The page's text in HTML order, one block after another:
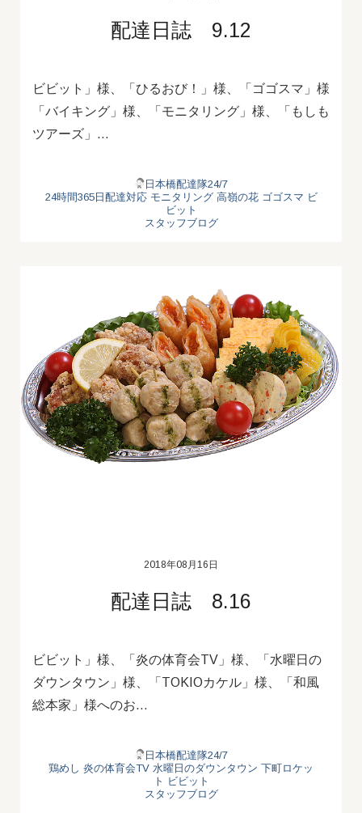
配達日誌 9.12
ビビット」様、「ひるおび！」様、「ゴゴスマ」様
「バイキング」様、「モニタリング」様、「もしも
ツアーズ」…
日本橋配達隊24/7
24時間365日配達対応 モニタリング 高嶺の花 ゴゴスマ ビ
ビット
スタッフブログ
2018年08月16日
配達日誌 8.16
ビビット」様、「炎の体育会TV」様、「水曜日の
ダウンタウン」様、「TOKIOカケル」様、「和風
総本家」様へのお…
日本橋配達隊24/7
鶏めし 炎の体育会TV 水曜日のダウンタウン 下町ロケッ
ト ビビット
スタッフブログ